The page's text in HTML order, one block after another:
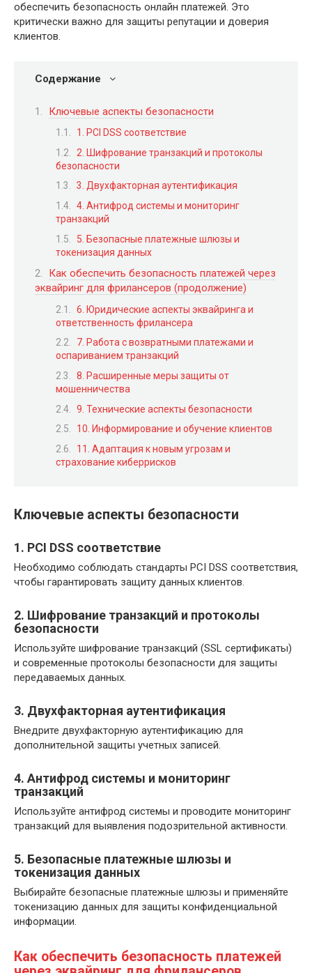
обеспечить безопасность онлайн платежей. Это
критически важно для защиты репутации и доверия
клиентов.
Содержание
Ключевые аспекты безопасности
1. PCI DSS соответствие
2. Шифрование транзакций и протоколы
безопасности
3. Двухфакторная аутентификация
4. Антифрод системы и мониторинг
транзакций
5. Безопасные платежные шлюзы и
токенизация данных
Как обеспечить безопасность платежей через
эквайринг для фрилансеров (продолжение)
6. Юридические аспекты эквайринга и
ответственность фрилансера
7. Работа с возвратными платежами и
оспариванием транзакций
8. Расширенные меры защиты от
мошенничества
9. Технические аспекты безопасности
10. Информирование и обучение клиентов
11. Адаптация к новым угрозам и
страхование киберрисков
Ключевые аспекты безопасности
1. PCI DSS соответствие
Необходимо соблюдать стандарты PCI DSS соответствия,
чтобы гарантировать защиту данных клиентов.
2. Шифрование транзакций и протоколы
безопасности
Используйте шифрование транзакций (SSL сертификаты)
и современные протоколы безопасности для защиты
передаваемых данных.
3. Двухфакторная аутентификация
Внедрите двухфакторную аутентификацию для
дополнительной защиты учетных записей.
4. Антифрод системы и мониторинг
транзакций
Используйте антифрод системы и проводите мониторинг
транзакций для выявления подозрительной активности.
5. Безопасные платежные шлюзы и
токенизация данных
Выбирайте безопасные платежные шлюзы и применяйте
токенизацию данных для защиты конфиденциальной
информации.
Как обеспечить безопасность платежей